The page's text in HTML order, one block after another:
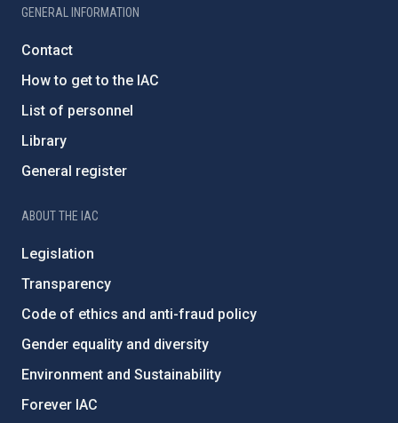
GENERAL INFORMATION
Contact
How to get to the IAC
List of personnel
Library
General register
ABOUT THE IAC
Legislation
Transparency
Code of ethics and anti-fraud policy
Gender equality and diversity
Environment and Sustainability
Forever IAC